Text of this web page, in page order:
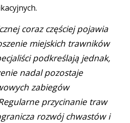
coraz częściej pojawia
miejskich trawników
podkreślają jednak,
nadal pozostaje
zabiegów
przycinanie traw
rozwój chwastów i